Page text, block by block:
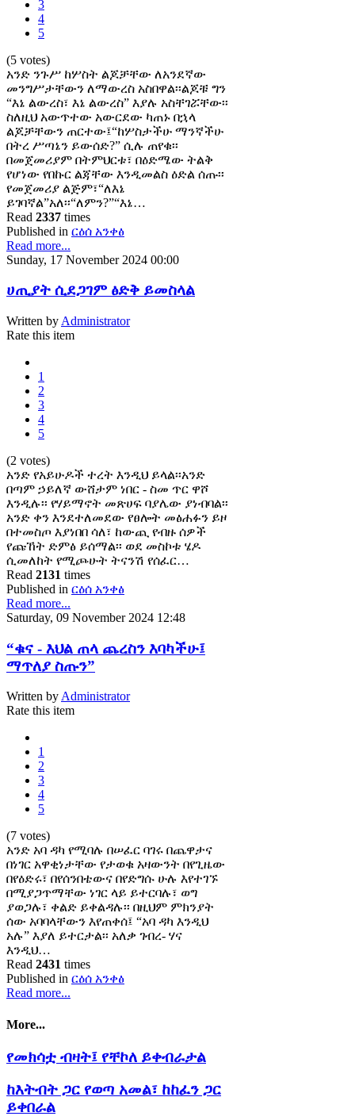
3
4
5
(5 votes)
አንድ ንጉሥ ከሦስት ልጆቻቸው ለአንደኛው
መንግሥታቸውን ለማውረስ አስበዋል፡፡ልጆቹ ግን
“እኔ ልውረስ፣ እኔ ልውረስ” እያሉ አስቸገሯቸው፡፡
ስለዚህ አውጥተው አውርደው ካጠኑ በኋላ
ልጆቻቸውን ጠርተው፤“ከሦስታችሁ ማንኛችሁ
በትረ ሥጣኔን ይውሰድ?” ሲሉ ጠየቁ፡፡
በመጀመሪያም በትምህርቱ፣ በዕድሜው ትልቅ
የሆነው የበኩር ልጃቸው እንዲመልስ ዕድል ሰጡ፡፡
የመጀመሪያ ልጅም፣“ለእኔ
ይገባኛል”አለ፡፡“ለምን?”“እኔ…
Read 2337 times
Published in ርዕሰ አንቀፅ
Read more...
Sunday, 17 November 2024 00:00
ሀጢያት ሲደጋገም ፅድቅ ይመስላል
Written by Administrator
Rate this item
1
2
3
4
5
(2 votes)
አንድ የአይሁዶች ተረት እንዲህ ይላል፡፡አንድ
በጣም ኃይለኛ ውሸታም ነበር - ስመ ጥር ዋሾ
እንዲሉ፡፡ የሃይማኖት መጽሀፍ ባያሌው ያነብባል፡፡
አንድ ቀን እንደተለመደው የፀሎት መፅሐፉን ይዞ
በተመስጦ እያነበበ ሳለ፣ ከውጪ የብዙ ሰዎች
የጩኸት ድምፅ ይሰማል፡፡ ወደ መስኮቱ ሄዶ
ሲመለከት የሚጮሁት ትናንሽ የሰፈር…
Read 2131 times
Published in ርዕሰ አንቀፅ
Read more...
Saturday, 09 November 2024 12:48
“ቁና - እህል ጠላ ጨረስን እባካችሁ፤
ማጥለያ ስጡን”
Written byAdministrator
Rate this item
1
2
3
4
5
(7 votes)
አንድ አባ ዳካ የሚባሉ በሠፈር ባገሩ በጨዋታና
በነገር አዋቂነታቸው የታወቁ አዛውንት በየጊዜው
በየዕድሩ፣ በየሰንበቴውና በየድግሱ ሁሉ እየተገኙ
በሚያጋጥማቸው ነገር ላይ ይተርባሉ፣ ወግ
ያወጋሉ፣ ቀልድ ይቀልዳሉ፡፡ በዚህም ምክንያት
ሰው አባባላቸውን እየጠቀሰ፤ “አባ ዳካ እንዲህ
አሉ” እያለ ይተርታል፡፡ አለቃ ገብረ- ሃና
እንዲህ…
Read 2431 times
Published in ርዕሰ አንቀፅ
Read more...
More...
የመክሳቷ ብዛት፤ የቸኮለ ይቀብራታል
ከእትብት ጋር የወጣ አመል፣ ከከፈን ጋር
ይቀበራል